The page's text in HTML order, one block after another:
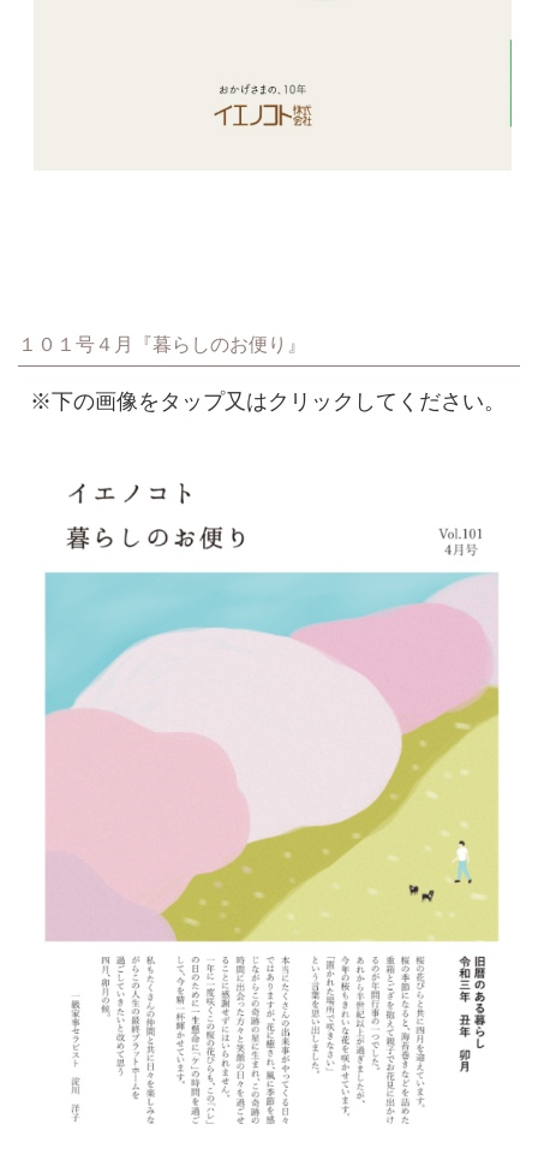
１０１号４月『暮らしのお便り』
※下の画像をタップ又はクリックしてください。